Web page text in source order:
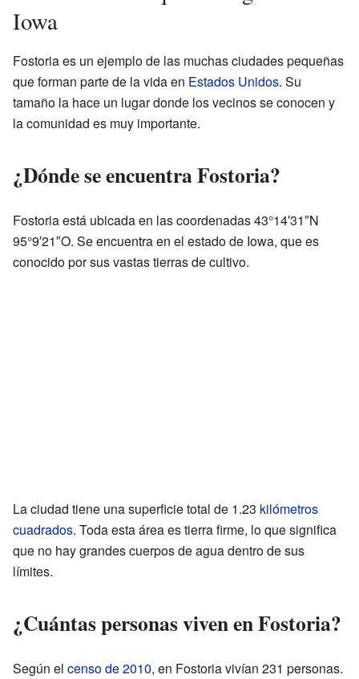
Iowa
Fostoria es un ejemplo de las muchas ciudades pequeñas
que forman parte de la vida en Estados Unidos. Su
tamaño la hace un lugar donde los vecinos se conocen y
la comunidad es muy importante.
¿Dónde se encuentra Fostoria?
Fostoria está ubicada en las coordenadas 43°14′31″N
95°9′21″O. Se encuentra en el estado de Iowa, que es
conocido por sus vastas tierras de cultivo.
La ciudad tiene una superficie total de 1.23 kilómetros
cuadrados. Toda esta área es tierra firme, lo que significa
que no hay grandes cuerpos de agua dentro de sus
límites.
¿Cuántas personas viven en Fostoria?
Según el censo de 2010, en Fostoria vivían 231 personas.